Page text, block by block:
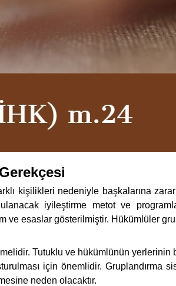
kişilikleri nedeniyle başkalarına
iyileştirme metot ve
esaslar gösterilmiştir. Hükümlüler
Tutuklu ve hükümlünün
için önemlidir. Gruplandırma
neden olacaktır.